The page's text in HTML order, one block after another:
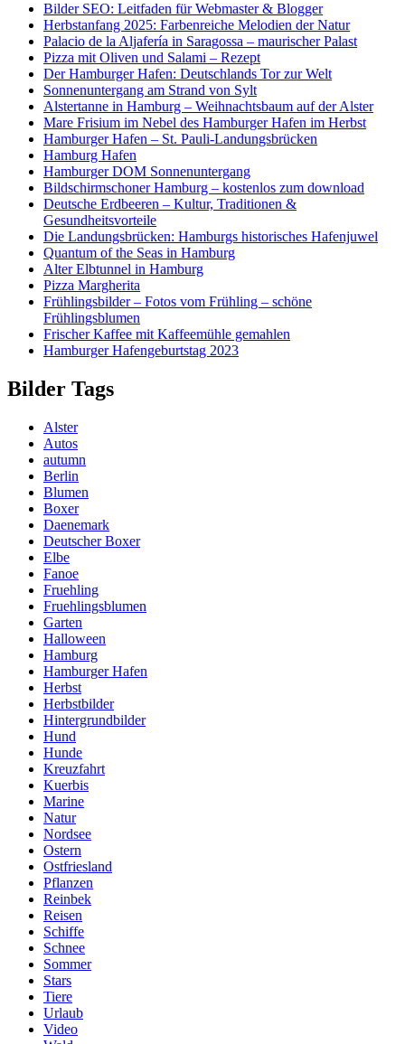
Bilder SEO: Leitfaden für Webmaster & Blogger
Herbstanfang 2025: Farbenreiche Melodien der Natur
Palacio de la Aljafería in Saragossa – maurischer Palast
Pizza mit Oliven und Salami – Rezept
Der Hamburger Hafen: Deutschlands Tor zur Welt
Sonnenuntergang am Strand von Sylt
Alstertanne in Hamburg – Weihnachtsbaum auf der Alster
Mare Frisium im Nebel des Hamburger Hafen im Herbst
Hamburger Hafen – St. Pauli-Landungsbrücken
Hamburg Hafen
Hamburger DOM Sonnenuntergang
Bildschirmschoner Hamburg – kostenlos zum download
Deutsche Erdbeeren – Kultur, Traditionen &
Gesundheitsvorteile
Die Landungsbrücken: Hamburgs historisches Hafenjuwel
Quantum of the Seas in Hamburg
Alter Elbtunnel in Hamburg
Pizza Margherita
Frühlingsbilder – Fotos vom Frühling – schöne
Frühlingsblumen
Frischer Kaffee mit Kaffeemühle gemahlen
Hamburger Hafengeburtstag 2023
Bilder Tags
Alster
Autos
autumn
Berlin
Blumen
Boxer
Daenemark
Deutscher Boxer
Elbe
Fanoe
Fruehling
Fruehlingsblumen
Garten
Halloween
Hamburg
Hamburger Hafen
Herbst
Herbstbilder
Hintergrundbilder
Hund
Hunde
Kreuzfahrt
Kuerbis
Marine
Natur
Nordsee
Ostern
Ostfriesland
Pflanzen
Reinbek
Reisen
Schiffe
Schnee
Sommer
Stars
Tiere
Urlaub
Video